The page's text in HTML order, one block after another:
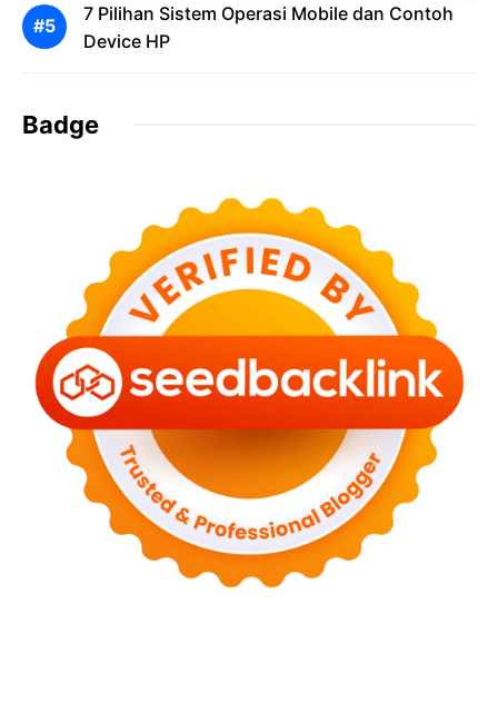
7 Pilihan Sistem Operasi Mobile dan Contoh
Device HP
Badge